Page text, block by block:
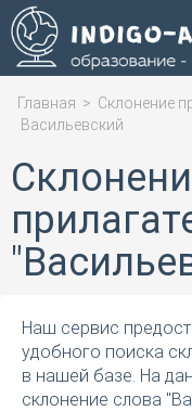
Главная > Склонение
Васильевский
Наш сервис
удобного поиска
в нашей базе. На
склонение слова